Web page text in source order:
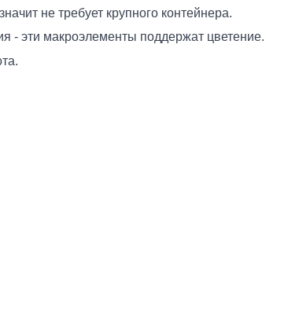
не требует крупного контейнера.
эти макроэлементы поддержат цветение.